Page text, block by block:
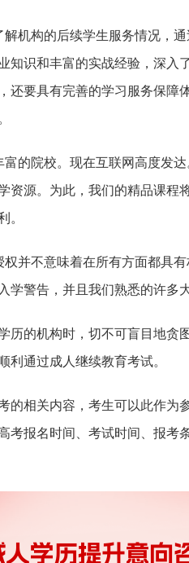
解机构的后续学生服务情况，
知识和丰富的实战经验，深入
还要具有完善的学习服务保
的院校。现在互联网高度发
资源。为此，我们的精品课程
。
并不意味着在所有方面都具
学警告，并且我们熟悉的许多
历的机构时，切不可盲目地贪
利通过成人继续教育考试。
的相关内容，考生可以此作
考报名时间、考试时间、报考